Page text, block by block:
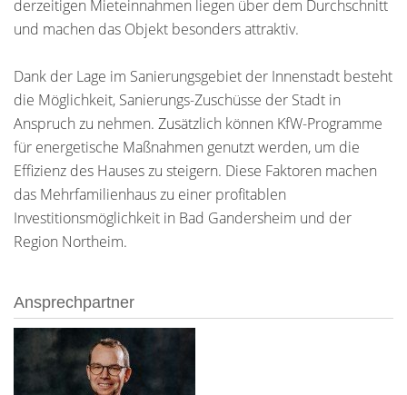
derzeitigen Mieteinnahmen liegen über dem Durchschnitt
und machen das Objekt besonders attraktiv.
Dank der Lage im Sanierungsgebiet der Innenstadt besteht
die Möglichkeit, Sanierungs-Zuschüsse der Stadt in
Anspruch zu nehmen. Zusätzlich können KfW-Programme
für energetische Maßnahmen genutzt werden, um die
Effizienz des Hauses zu steigern. Diese Faktoren machen
das Mehrfamilienhaus zu einer profitablen
Investitionsmöglichkeit in Bad Gandersheim und der
Region Northeim.
Ansprechpartner